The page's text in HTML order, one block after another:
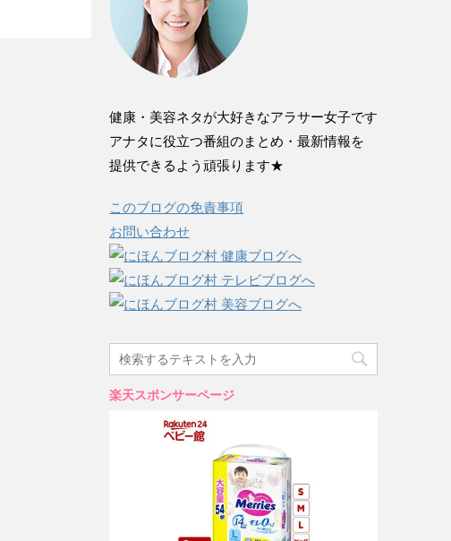
健康・美容ネタが大好きなアラサー女子です
アナタに役立つ番組のまとめ・最新情報を
提供できるよう頑張ります★
このブログの免責事項
お問い合わせ
楽天スポンサーページ